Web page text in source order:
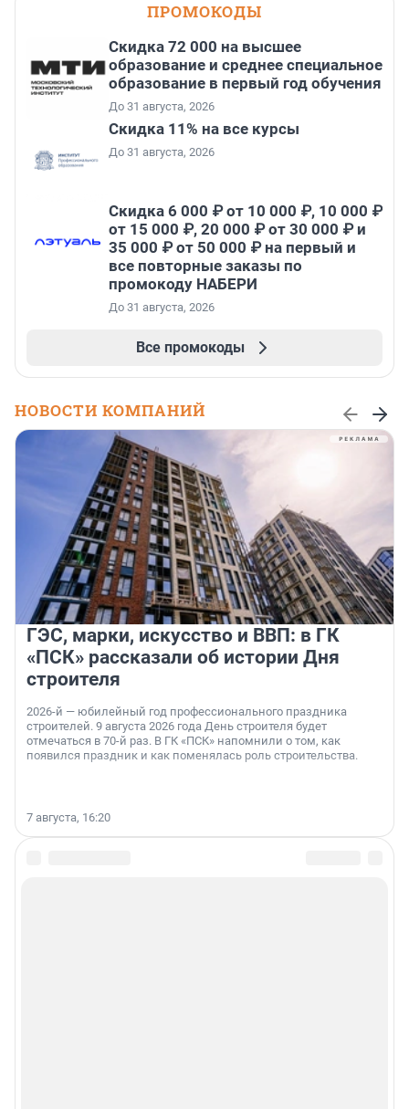
ПРОМОКОДЫ
Скидка 72 000 на высшее
образование и среднее специальное
образование в первый год обучения
До 31 августа, 2026
Скидка 11% на все курсы
До 31 августа, 2026
Скидка 6 000 ₽ от 10 000 ₽, 10 000 ₽
от 15 000 ₽, 20 000 ₽ от 30 000 ₽ и
35 000 ₽ от 50 000 ₽ на первый и
все повторные заказы по
промокоду НАБЕРИ
До 31 августа, 2026
Все промокоды
НОВОСТИ КОМПАНИЙ
ГЭС, марки, искусство и ВВП: в ГК
«ПСК» рассказали об истории Дня
строителя
2026-й — юбилейный год профессионального праздника
строителей. 9 августа 2026 года День строителя будет
отмечаться в 70-й раз. В ГК «ПСК» напомнили о том, как
появился праздник и как поменялась роль строительства.
7 августа, 16:20